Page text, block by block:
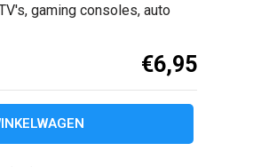
gaming consoles, auto
€6,95